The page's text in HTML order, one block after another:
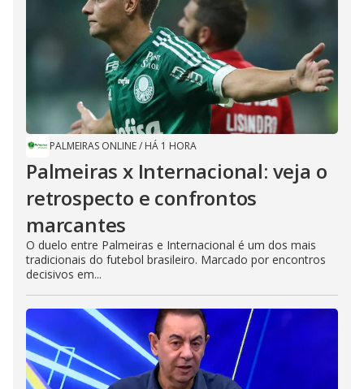
PALMEIRAS ONLINE/ HÁ 1 HORA
Palmeiras x Internacional: veja o
retrospecto e confrontos
marcantes
O duelo entre Palmeiras e Internacional é um dos mais
tradicionais do futebol brasileiro. Marcado por encontros
decisivos em...